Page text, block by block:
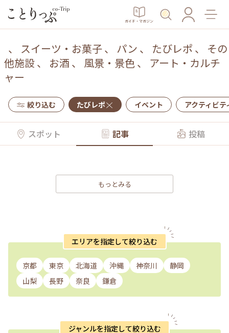
ガイド・マガジン
、 スイーツ・お菓子、 パン 、 たびレポ 、 その
他施設、 お酒 、 風景・景色、 アート・カルチ
ャー
絞り込む たびレポ イベント アクティビテ
スポット 記事 投稿
もっとみる
エリアを指定して絞り込む
京都 東京 北海道 沖縄 神奈川
静岡
山梨
長野 奈良 鎌倉
ジャンルを指定して絞り込む